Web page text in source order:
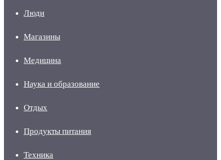
Люди
Магазины
Медицина
Наука и образование
Отдых
Продукты питания
Техника